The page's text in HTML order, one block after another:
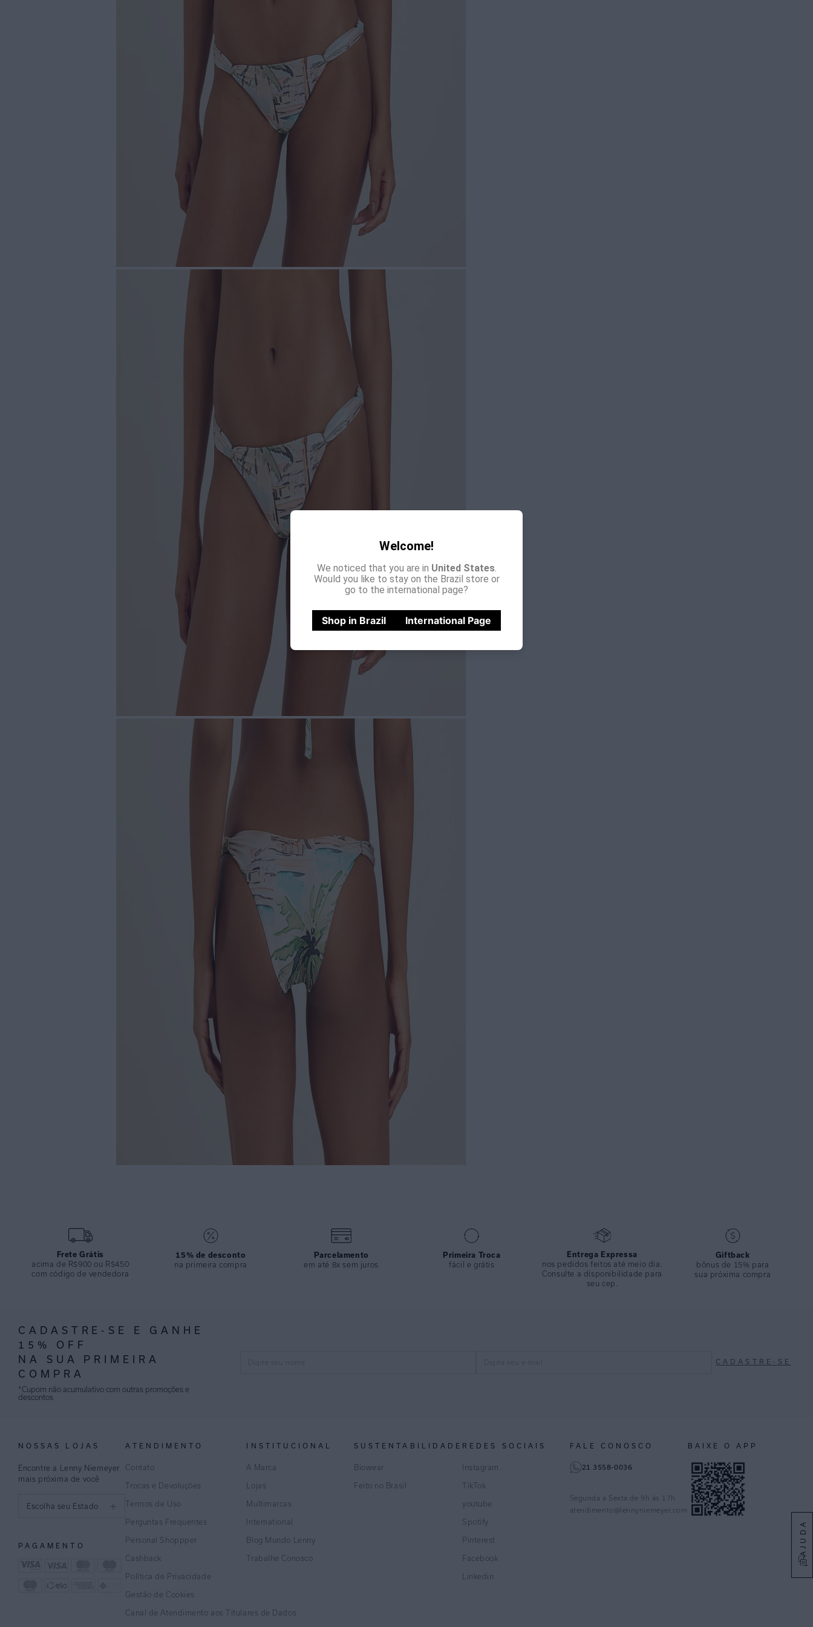
AJUDA
Welcome!
We noticed that you are in United States.
Would you like to stay on the Brazil store or
go to the international page?
Shop in Brazil International Page
Frete Grátis
acima de R$900 ou R$450
com código de vendedora
15% de desconto
na primeira compra
Parcelamento
em até 8x sem juros
Primeira Troca
fácil e grátis
Entrega Expressa
nos pedidos feitos até meio dia.
Consulte a disponibilidade para
seu cep.
Giftback
bônus de 15% para
sua próxima compra
CADASTRE-SE E GANHE
15% OFF
NA SUA PRIMEIRA
COMPRA
*Cupom não acumulativo com outras promoções e
descontos
CADASTRE-SE
NOSSAS LOJAS
Encontre a Lenny Niemeyer
mais próxima de você
Escolha seu Estado
PAGAMENTO
ATENDIMENTO
Contato
Trocas e Devoluções
Termos de Uso
Perguntas Frequentes
Personal Shoppper
Cashback
Política de Privacidade
Gestão de Cookies
Canal de Atendimento aos Títulares de Dados
INSTITUCIONAL
A Marca
Lojas
Multimarcas
International
Blog Mundo Lenny
Trabalhe Conosco
SUSTENTABILIDADE
Biowear
Feito no Brasil
REDES SOCIAIS
Instagram
TikTok
youtube
Spotify
Pinterest
Facebook
Linkedin
FALE CONOSCO
21 3558-0036
Segunda a Sexta de 9h às 17h
atendimento@lennyniemeyer.com
BAIXE O APP